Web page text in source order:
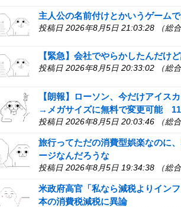
主人公の名前付けとかいうゲーム
投稿日 2026年8月5日 21:03:28 （総合
【緊急】会社でやらかしたんだけ
投稿日 2026年8月5日 20:33:02 （総合
【朗報】ローソン、今だけアイス
→メガサイズに無料で変更可能
投稿日 2026年8月5日 20:03:46 （総合
旅行ってただの消費型娯楽なのに
ージなんだろうな
投稿日 2026年8月5日 19:34:38 （総合
米政府高官「私なら減税よりイン
本の消費税減税に異論